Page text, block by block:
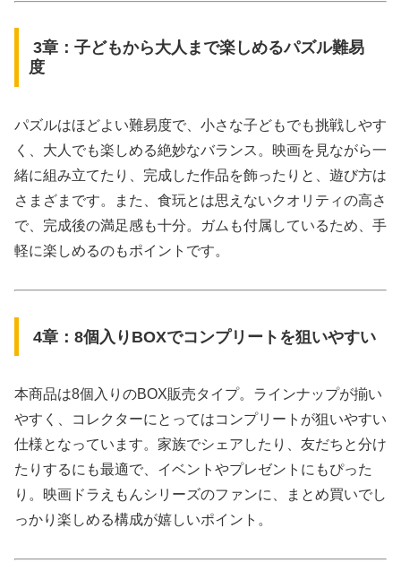
3章：子どもから大人まで楽しめるパズル難易
度
パズルはほどよい難易度で、小さな子どもでも挑戦しやす
く、大人でも楽しめる絶妙なバランス。映画を見ながら一
緒に組み立てたり、完成した作品を飾ったりと、遊び方は
さまざまです。また、食玩とは思えないクオリティの高さ
で、完成後の満足感も十分。ガムも付属しているため、手
軽に楽しめるのもポイントです。
4章：8個入りBOXでコンプリートを狙いやすい
本商品は8個入りのBOX販売タイプ。ラインナップが揃い
やすく、コレクターにとってはコンプリートが狙いやすい
仕様となっています。家族でシェアしたり、友だちと分け
たりするにも最適で、イベントやプレゼントにもぴった
り。映画ドラえもんシリーズのファンに、まとめ買いでし
っかり楽しめる構成が嬉しいポイント。